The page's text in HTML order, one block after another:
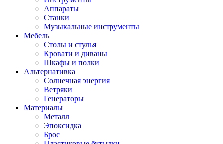
Аппараты
Станки
Музыкальные инструменты
Мебель
Столы и стулья
Кровати и диваны
Шкафы и полки
Альтернативка
Солнечная энергия
Ветряки
Генераторы
Материалы
Металл
Эпоксидка
Брос